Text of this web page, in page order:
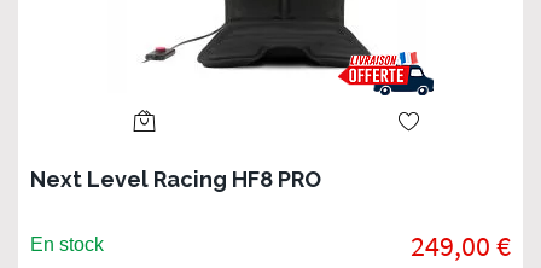
Next Level Racing HF8 PRO
En stock 249,00 €